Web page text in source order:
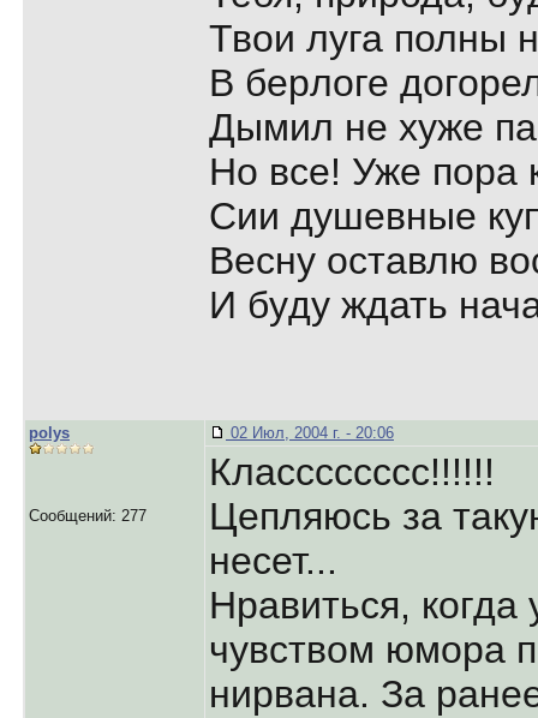
Твои лyга полны
В беpлоге
Дымил не хyже
Hо все! Уже поpа
Сии дyшевные
Веснy оставлю
И бyдy ждать
polys
Сообщений: 277
02 Июл, 2004 г. - 20:06
Класссссссс!!!!!!
Цепляюсь за
несет...
Нравиться, когда
чувством юмора
нирвана. За